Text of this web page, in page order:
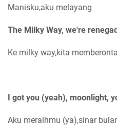
Manisku,aku melayang
The Milky Way, we're
Ke milky way,kita
I got you (yeah), moonlight,
Aku meraihmu (ya),sinar